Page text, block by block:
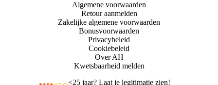
Algemene voorwaarden
Retour aanmelden
Zakelijke algemene voorwaarden
Bonusvoorwaarden
Privacybeleid
Cookiebeleid
Over AH
Kwetsbaarheid melden
<25 jaar? Laat je legitimatie zien!